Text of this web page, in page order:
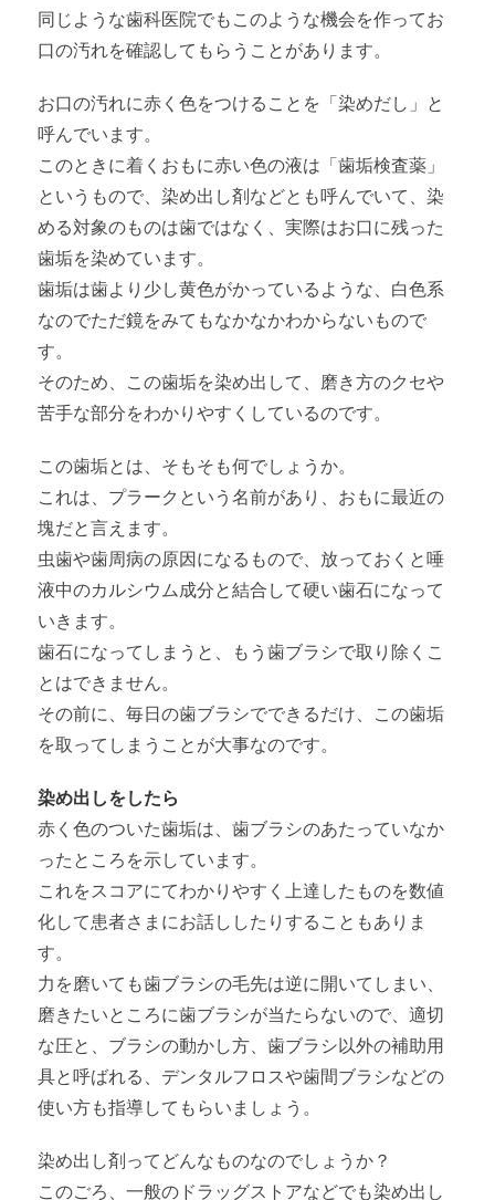
同じような歯科医院でもこのような機会を作ってお
口の汚れを確認してもらうことがあります。
お口の汚れに赤く色をつけることを「染めだし」と
呼んでいます。
このときに着くおもに赤い色の液は「歯垢検査薬」
というもので、染め出し剤などとも呼んでいて、染
める対象のものは歯ではなく、実際はお口に残った
歯垢を染めています。
歯垢は歯より少し黄色がかっているような、白色系
なのでただ鏡をみてもなかなかわからないもので
す。
そのため、この歯垢を染め出して、磨き方のクセや
苦手な部分をわかりやすくしているのです。
この歯垢とは、そもそも何でしょうか。
これは、プラークという名前があり、おもに最近の
塊だと言えます。
虫歯や歯周病の原因になるもので、放っておくと唾
液中のカルシウム成分と結合して硬い歯石になって
いきます。
歯石になってしまうと、もう歯ブラシで取り除くこ
とはできません。
その前に、毎日の歯ブラシでできるだけ、この歯垢
を取ってしまうことが大事なのです。
染め出しをしたら
赤く色のついた歯垢は、歯ブラシのあたっていなか
ったところを示しています。
これをスコアにてわかりやすく上達したものを数値
化して患者さまにお話ししたりすることもありま
す。
力を磨いても歯ブラシの毛先は逆に開いてしまい、
磨きたいところに歯ブラシが当たらないので、適切
な圧と、ブラシの動かし方、歯ブラシ以外の補助用
具と呼ばれる、デンタルフロスや歯間ブラシなどの
使い方も指導してもらいましょう。
染め出し剤ってどんなものなのでしょうか？
このごろ、一般のドラッグストアなどでも染め出し